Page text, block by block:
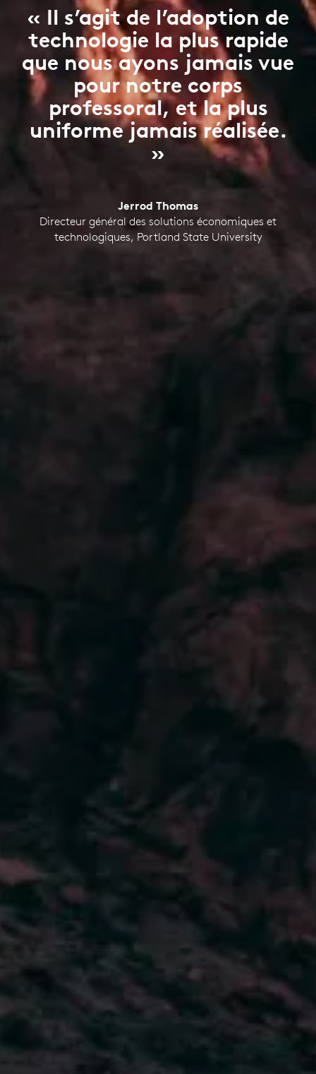
« Il s’agit de l’adoption de
technologie la plus rapide
que nous ayons jamais vue
pour notre corps
professoral, et la plus
uniforme jamais réalisée.
»
Jerrod Thomas
Directeur général des solutions économiques et
technologiques, Portland State University